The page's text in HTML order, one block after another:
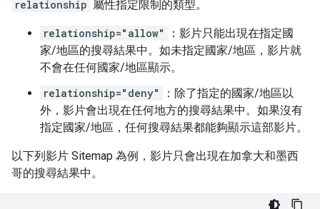
relationship 屬性指定限制的類型。
relationship="allow"
：影片只能出現在指定國
家/地區的搜尋結果中。如未指定國家/地區，影片就
不會在任何國家/地區顯示。
relationship="deny"
：除了指定的國家/地區以
外，影片會出現在任何地方的搜尋結果中。如果沒有
指定國家/地區，任何搜尋結果都能夠顯示這部影片。
以下列影片 Sitemap 為例，影片只會出現在加拿大和墨西
哥的搜尋結果中。